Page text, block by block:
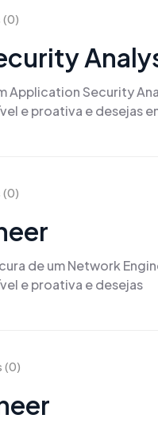
(0)
Application Security
e proativa e desejas
(0)
de um Network
e proativa e desejas
(0)